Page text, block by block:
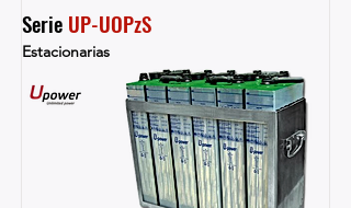
Serie UP-UOPzS
Estacionarias